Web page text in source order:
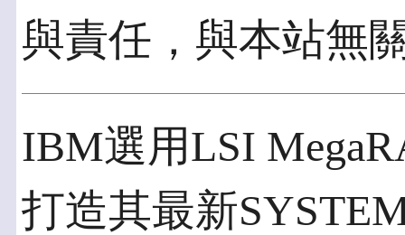
與責任，與本站無
IBM選用LSI
打造其最新